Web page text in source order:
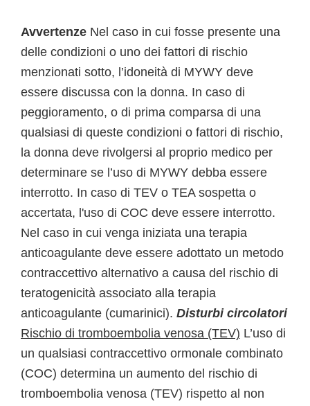
Avvertenze Nel caso in cui fosse presente una
delle condizioni o uno dei fattori di rischio
menzionati sotto, l’idoneità di MYWY deve
essere discussa con la donna. In caso di
peggioramento, o di prima comparsa di una
qualsiasi di queste condizioni o fattori di rischio,
la donna deve rivolgersi al proprio medico per
determinare se l’uso di MYWY debba essere
interrotto. In caso di TEV o TEA sospetta o
accertata, l'uso di COC deve essere interrotto.
Nel caso in cui venga iniziata una terapia
anticoagulante deve essere adottato un metodo
contraccettivo alternativo a causa del rischio di
teratogenicità associato alla terapia
anticoagulante (cumarinici). Disturbi circolatori
Rischio di tromboembolia venosa (TEV) L’uso di
un qualsiasi contraccettivo ormonale combinato
(COC) determina un aumento del rischio di
tromboembolia venosa (TEV) rispetto al non